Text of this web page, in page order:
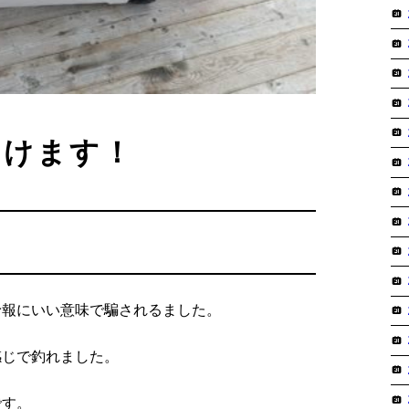
ます！
にいい意味で騙されるました。
で釣れました。
。